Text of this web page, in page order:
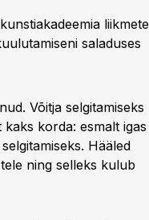
liikmete
saladuses
Võitja selgitamiseks
korda: esmalt igas
Hääled
ning selleks kulub